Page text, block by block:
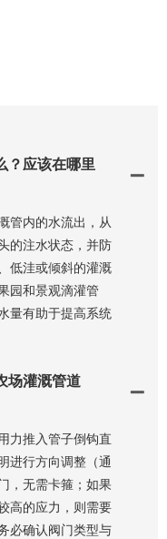
？应该在哪里
管内的水流出，从
的注水状态，并防
低洼或倾斜的灌溉
园和景观滴灌管
量有助于提高系统
场灌溉管道
力推入管子倒钩直
进行方向调整（通
，无需卡箍；如果
高的应力，则需要
必确认阀门类型与